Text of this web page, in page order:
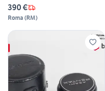
390 €
Roma (RM)